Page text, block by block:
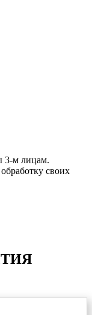
3-м лицам.
своих